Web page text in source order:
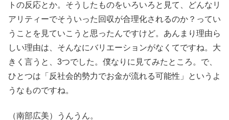
トの反応とか。そうしたものをいろいろと見て、どんなリ
アリティーでそういった回収が合理化されるのか？ってい
うことを見ていこうと思ったんですけど。あんまり理由ら
しい理由は、そんなにバリエーションがなくてですね。大
きく言うと、3つでした。僕なりに見てみたところ。で、
ひとつは「反社会的勢力でお金が流れる可能性」というよ
うなものですね。
（南部広美）うんうん。